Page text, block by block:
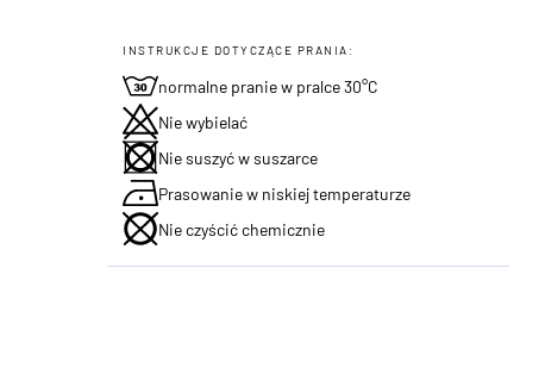
INSTRUKCJE DOTYCZĄCE PRANIA:
normalne pranie w pralce 30°C
Nie wybielać
Nie suszyć w suszarce
Prasowanie w niskiej temperaturze
Nie czyścić chemicznie